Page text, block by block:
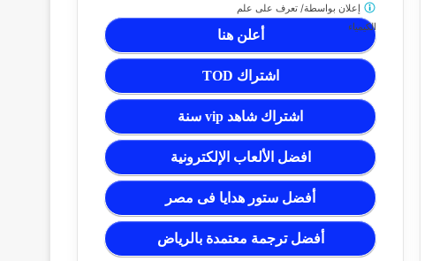
أعلن هنا
اشتراك TOD
اشتراك شاهد vip سنة
افضل الألعاب الإلكترونية
أفضل ستور هدايا فى مصر
أفضل ترجمة معتمدة بالرياض
إعلان بواسطة/تعرف على علم
الكيمياء